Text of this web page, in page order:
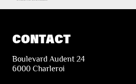
CONTACT
Boulevard Audent 24
6000 Charleroi